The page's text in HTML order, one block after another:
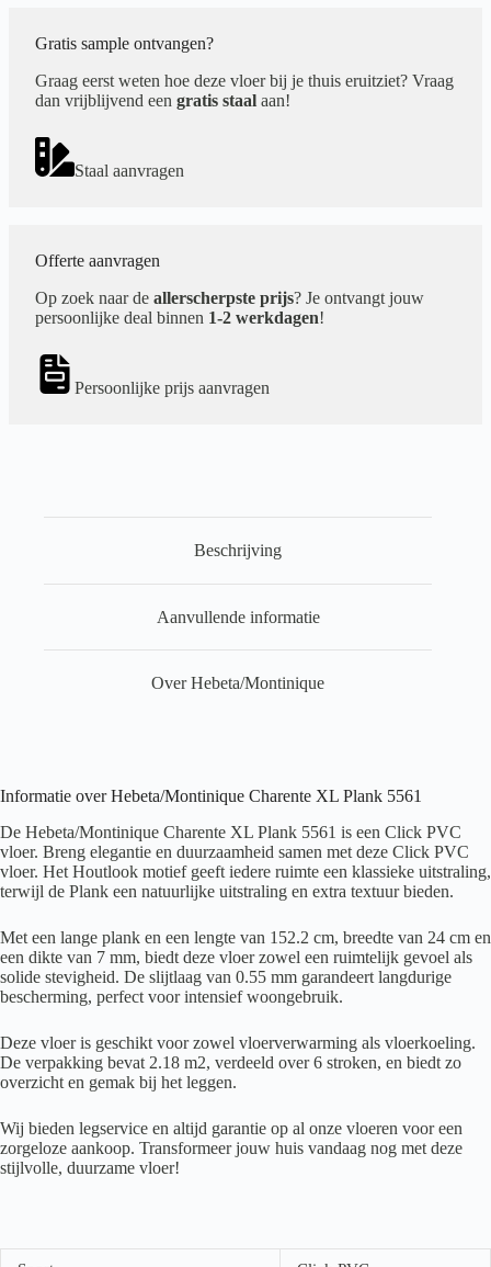
aantal
Gratis sample ontvangen?
Graag eerst weten hoe deze vloer bij je thuis eruitziet? Vraag
dan vrijblijvend een gratis staal aan!
Staal aanvragen
Offerte aanvragen
Op zoek naar de allerscherpste prijs? Je ontvangt jouw
persoonlijke deal binnen 1-2 werkdagen!
Persoonlijke prijs aanvragen
Beschrijving
Aanvullende informatie
Over Hebeta/Montinique
Informatie over Hebeta/Montinique Charente XL Plank 5561
De Hebeta/Montinique Charente XL Plank 5561 is een Click PVC
vloer. Breng elegantie en duurzaamheid samen met deze Click PVC
vloer. Het Houtlook motief geeft iedere ruimte een klassieke uitstraling,
terwijl de Plank een natuurlijke uitstraling en extra textuur bieden.
Met een lange plank en een lengte van 152.2 cm, breedte van 24 cm en
een dikte van 7 mm, biedt deze vloer zowel een ruimtelijk gevoel als
solide stevigheid. De slijtlaag van 0.55 mm garandeert langdurige
bescherming, perfect voor intensief woongebruik.
Deze vloer is geschikt voor zowel vloerverwarming als vloerkoeling.
De verpakking bevat 2.18 m2, verdeeld over 6 stroken, en biedt zo
overzicht en gemak bij het leggen.
Wij bieden legservice en altijd garantie op al onze vloeren voor een
zorgeloze aankoop. Transformeer jouw huis vandaag nog met deze
stijlvolle, duurzame vloer!